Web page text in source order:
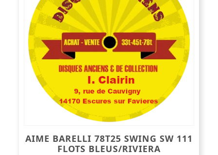
AIME BARELLI 78T25 SWING SW 111
FLOTS BLEUS/RIVIERA